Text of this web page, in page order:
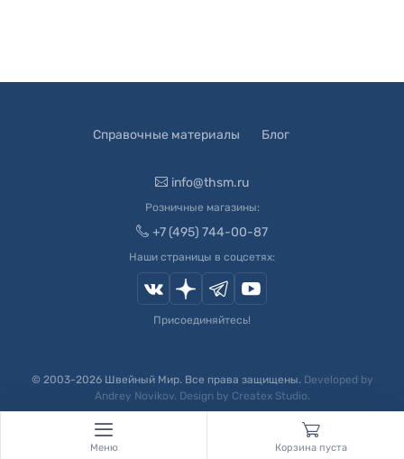
Справочные материалы Блог
info@thsm.ru
Розничные магазины:
+7 (495) 744-00-87
Наши страницы в соцсетях:
Присоединяйтесь!
© 2003-2026Швейный Мир. Все права защищены. Developed by
Andrey Novikov. Design by Createx Studio.
Меню Корзина пуста